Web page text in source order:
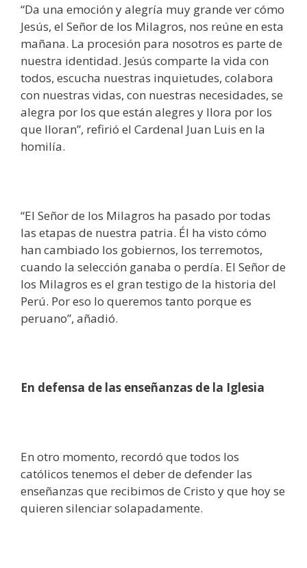
“Da una emoción y alegría muy grande ver cómo
Jesús, el Señor de los Milagros, nos reúne en esta
mañana. La procesión para nosotros es parte de
nuestra identidad. Jesús comparte la vida con
todos, escucha nuestras inquietudes, colabora
con nuestras vidas, con nuestras necesidades, se
alegra por los que están alegres y llora por los
que lloran”, refirió el Cardenal Juan Luis en la
homilía.
“El Señor de los Milagros ha pasado por todas
las etapas de nuestra patria. Él ha visto cómo
han cambiado los gobiernos, los terremotos,
cuando la selección ganaba o perdía. El Señor de
los Milagros es el gran testigo de la historia del
Perú. Por eso lo queremos tanto porque es
peruano”, añadió.
En defensa de las enseñanzas de la Iglesia
En otro momento, recordó que todos los
católicos tenemos el deber de defender las
enseñanzas que recibimos de Cristo y que hoy se
quieren silenciar solapadamente.